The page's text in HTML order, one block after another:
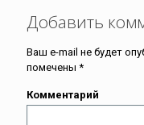
Добавить
Ваш e-mail не будет
помечены *
Комментарий